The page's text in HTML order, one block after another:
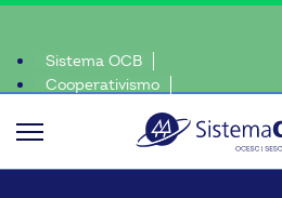
Sistema OCB
Cooperativismo